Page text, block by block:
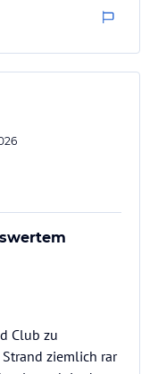
Club zu
ziemlich rar